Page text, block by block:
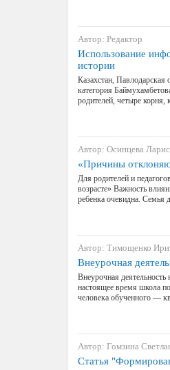
Автор: Редактор
Использование
истории
Казахстан,
категория
родителей, четыре
Автор: Осинцева
«Причины
Для родителей и
возрасте» Важность
ребенка очевидна.
Автор: Тимощенко
Внеурочная
Внеурочная
настоящее время школа
человека обученного —
Автор: Гомзина
Статья